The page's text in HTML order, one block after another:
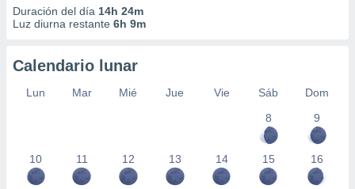
Duración del día 14h 24m
Luz diurna restante 6h 9m
Calendario lunar
Lun Mar Mié Jue Vie Sáb
Dom
8
9
10 11 12 13 14 15 16